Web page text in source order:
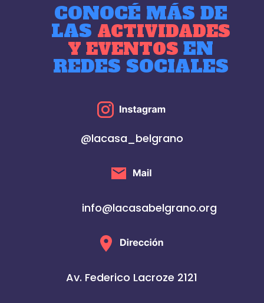
CONOCÉ MÁS DE
LAS ACTIVIDADES
Y EVENTOSEN
REDES SOCIALES
@lacasa_belgrano
info@lacasabelgrano.org
Av. Federico Lacroze 2121